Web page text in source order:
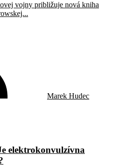
vojny približuje nová kniha
Marek Hudec
elektrokonvulzívna